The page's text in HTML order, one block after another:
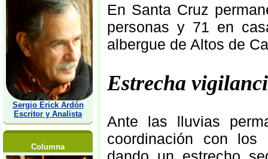
Sergio Erick Ardón
Escritor y Analista
Columna
En Santa Cruz
personas y 71 en
albergue de Altos de
Estrecha
Ante las lluvias
coordinación con los